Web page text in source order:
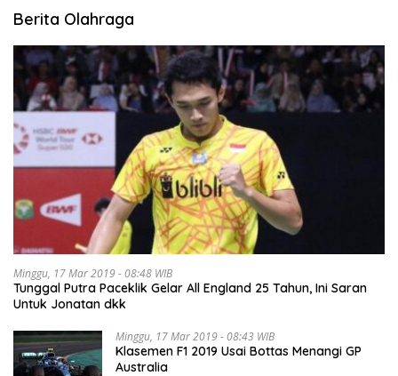
Berita Olahraga
Minggu, 17 Mar 2019 - 08:48 WIB
Tunggal Putra Paceklik Gelar All England 25 Tahun, Ini Saran
Untuk Jonatan dkk
Minggu, 17 Mar 2019 - 08:43 WIB
Klasemen F1 2019 Usai Bottas Menangi GP
Australia